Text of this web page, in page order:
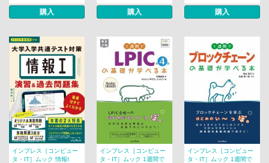
購入 購入 購入
インプレス［コンピュー
タ・IT］ムック 情報I
インプレス［コンピュー
タ・IT］ムック 1週間で
インプレス［コンピュー
タ・IT］ムック 1週間で